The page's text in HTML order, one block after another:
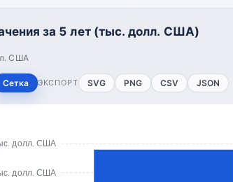
за 5 лет (тыс. долл. США)
США
Сетка ЭКСПОРТ SVG PNG CSV JSON
долл. США
долл. США